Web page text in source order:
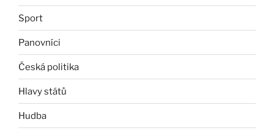
Sport
Panovníci
Česká politika
Hlavy států
Hudba